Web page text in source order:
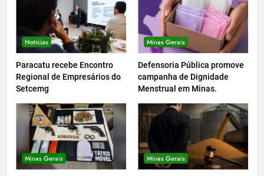
Notícias
Paracatu recebe Encontro
Regional de Empresários do
Setcemg
Minas Gerais
Defensoria Pública promove
campanha de Dignidade
Menstrual em Minas.
Minas Gerais Minas Gerais